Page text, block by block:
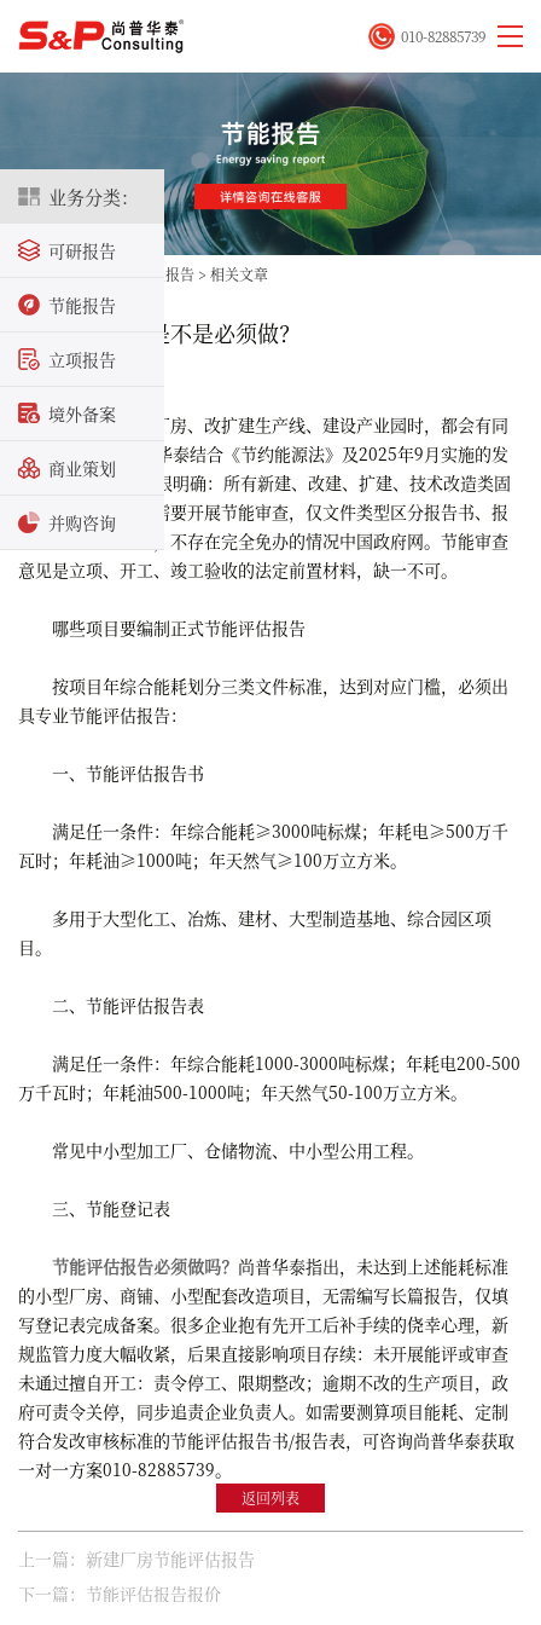
业务分类：
可研报告
节能报告
立项报告
境外备案
商业策划
并购咨询
010-82885739
节能报告 > 相关文章
节能评估报告是不是必须做？​
2026-07-06
很多企业新建厂房、改扩建生产线、建设产业园时，都会有同
一个疑问：
尚普华泰结合《节约能源法》及2025年9月实施的发
改委31号令，答案很明确：所有新建、改建、扩建、技术改造类固
定资产项目，全部需要开展节能审查，仅文件类型区分报告书、报
告表、登记表三类，不存在完全免办的情况中国政府网。节能审查
意见是立项、开工、竣工验收的法定前置材料，缺一不可。
哪些项目要编制正式节能评估报告
按项目年综合能耗划分三类文件标准，达到对应门槛，必须出
具专业节能评估报告：
一、节能评估报告书
满足任一条件：年综合能耗≥3000吨标煤；年耗电≥500万千
瓦时；年耗油≥1000吨；年天然气≥100万立方米。
多用于大型化工、冶炼、建材、大型制造基地、综合园区项
目。
二、节能评估报告表
满足任一条件：年综合能耗1000-3000吨标煤；年耗电200-500
万千瓦时；年耗油500-1000吨；年天然气50-100万立方米。
常见中小型加工厂、仓储物流、中小型公用工程。
三、节能登记表
节能评估报告必须做吗？ 尚普华泰指出，未达到上述能耗标准
的小型厂房、商铺、小型配套改造项目，无需编写长篇报告，仅填
写登记表完成备案。很多企业抱有先开工后补手续的侥幸心理，新
规监管力度大幅收紧，后果直接影响项目存续：未开展能评或审查
未通过擅自开工：责令停工、限期整改；逾期不改的生产项目，政
府可责令关停，同步追责企业负责人。如需要测算项目能耗、定制
符合发改审核标准的节能评估报告书/报告表，可咨询尚普华泰获取
一对一方案010-82885739。
返回列表
上一篇：新建厂房节能评估报告
下一篇：节能评估报告报价